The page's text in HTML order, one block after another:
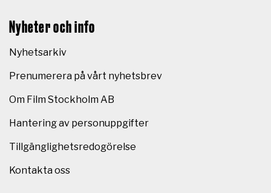
Nyheter och info
Nyhetsarkiv
Prenumerera på vårt nyhetsbrev
Om Film Stockholm AB
Hantering av personuppgifter
Tillgänglighetsredogörelse
Kontakta oss